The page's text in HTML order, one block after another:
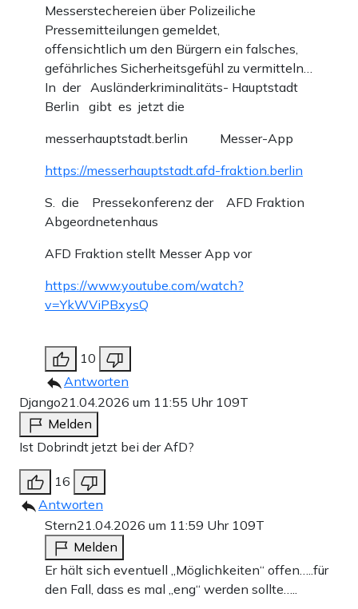
Messerstechereien über Polizeiliche
Pressemitteilungen gemeldet,
offensichtlich um den Bürgern ein falsches,
gefährliches Sicherheitsgefühl zu vermitteln…
In der Ausländerkriminalitäts- Hauptstadt
Berlin gibt es jetzt die
messerhauptstadt.berlin Messer-App
https://messerhauptstadt.afd-fraktion.berlin
S. die Pressekonferenz der AFD Fraktion
Abgeordnetenhaus
AFD Fraktion stellt Messer App vor
https://www.youtube.com/watch?
v=YkWViPBxysQ
10
Antworten
Django21.04.2026 um 11:55 Uhr 109T
Melden
Ist Dobrindt jetzt bei der AfD?
16
Antworten
Stern21.04.2026 um 11:59 Uhr 109T
Melden
Er hält sich eventuell „Möglichkeiten“ offen…..für
den Fall, dass es mal „eng“ werden sollte…..